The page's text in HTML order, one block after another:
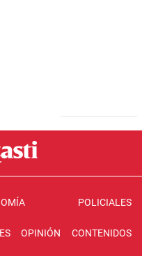
POLICIALES
OPINIÓN CONTENIDOS